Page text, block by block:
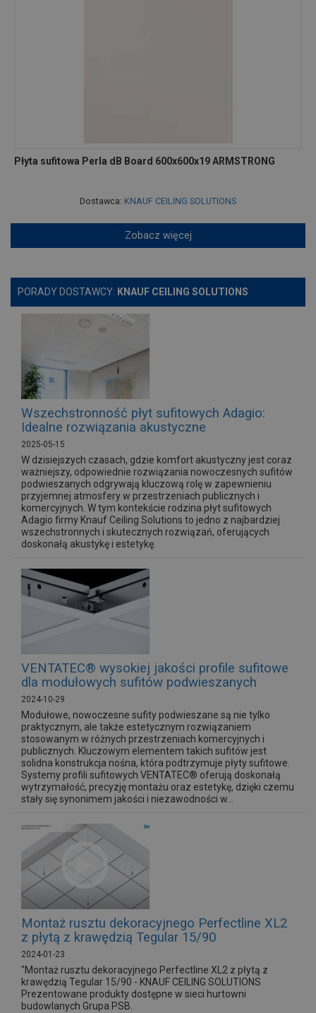
Płyta sufitowa Perla dB Board 600x600x19 ARMSTRONG
Dostawca: KNAUF CEILING SOLUTIONS
Zobacz więcej
PORADY DOSTAWCY: KNAUF CEILING SOLUTIONS
Wszechstronność płyt sufitowych Adagio:
Idealne rozwiązania akustyczne
2025-05-15
W dzisiejszych czasach, gdzie komfort akustyczny jest coraz
ważniejszy, odpowiednie rozwiązania nowoczesnych sufitów
podwieszanych odgrywają kluczową rolę w zapewnieniu
przyjemnej atmosfery w przestrzeniach publicznych i
komercyjnych. W tym kontekście rodzina płyt sufitowych
Adagio firmy Knauf Ceiling Solutions to jedno z najbardziej
wszechstronnych i skutecznych rozwiązań, oferujących
doskonałą akustykę i estetykę.
VENTATEC® wysokiej jakości profile sufitowe
dla modułowych sufitów podwieszanych
2024-10-29
Modułowe, nowoczesne sufity podwieszane są nie tylko
praktycznym, ale także estetycznym rozwiązaniem
stosowanym w różnych przestrzeniach komercyjnych i
publicznych. Kluczowym elementem takich sufitów jest
solidna konstrukcja nośna, która podtrzymuje płyty sufitowe.
Systemy profili sufitowych VENTATEC® oferują doskonałą
wytrzymałość, precyzję montażu oraz estetykę, dzięki czemu
stały się synonimem jakości i niezawodności w...
Montaż rusztu dekoracyjnego Perfectline XL2
z płytą z krawędzią Tegular 15/90
2024-01-23
"Montaż rusztu dekoracyjnego Perfectline XL2 z płytą z
krawędzią Tegular 15/90 - KNAUF CEILING SOLUTIONS
Prezentowane produkty dostępne w sieci hurtowni
budowlanych Grupa PSB.